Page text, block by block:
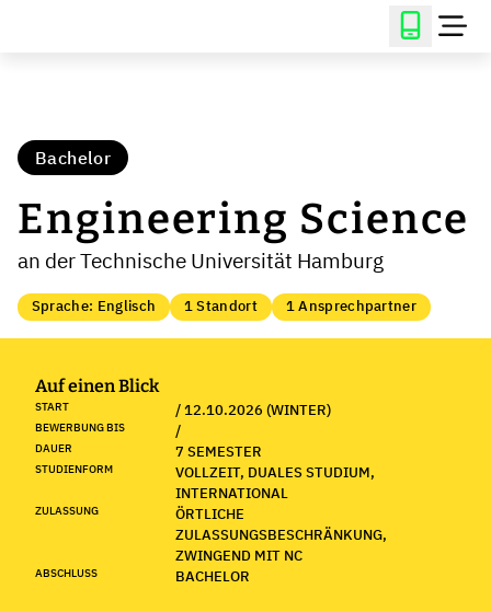
Bachelor
Engineering Science
an der Technische Universität Hamburg
Sprache: Englisch 1 Standort 1 Ansprechpartner
Auf einen Blick
START / 12.10.2026 (WINTER)
BEWERBUNG BIS /
DAUER 7 SEMESTER
STUDIENFORM
VOLLZEIT, DUALES STUDIUM,
INTERNATIONAL
ZULASSUNG
ÖRTLICHE
ZULASSUNGSBESCHRÄNKUNG,
ZWINGEND MIT NC
ABSCHLUSS BACHELOR